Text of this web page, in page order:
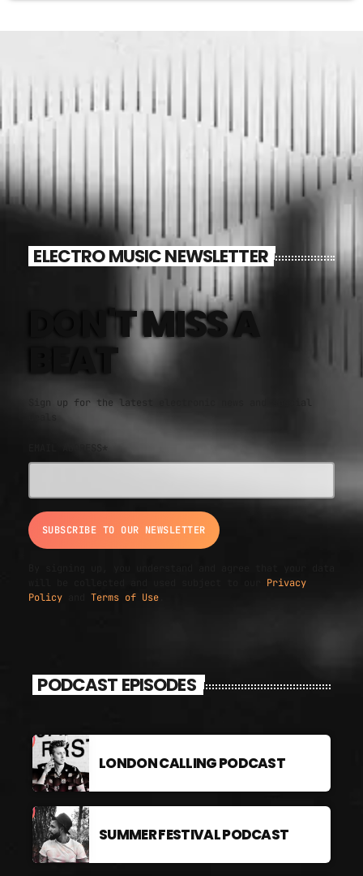
ELECTRO MUSIC NEWSLETTER
DON'T MISS A
BEAT
Sign up for the latest electronic news and special
EMAIL ADDRESS*
Privacy
Policy
Terms of Use
PODCAST EPISODES
LONDON CALLING PODCAST
SUMMER FESTIVAL PODCAST